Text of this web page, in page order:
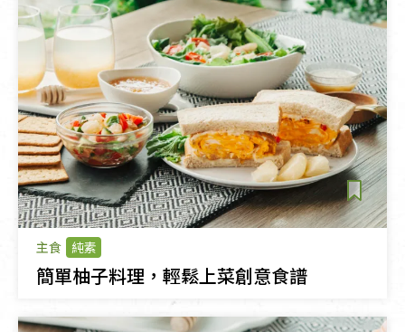
主食 純素
簡單柚子料理，輕鬆上菜創意食譜